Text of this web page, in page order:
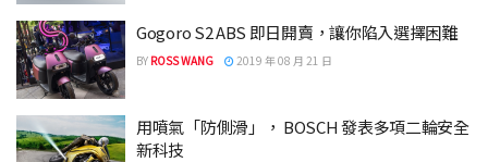
Gogoro S2 ABS 即日開賣，讓你陷入選擇困難
BY ROSS WANG 2019 年 08 月 21 日
用噴氣「防側滑」， BOSCH 發表多項二輪安全
新科技